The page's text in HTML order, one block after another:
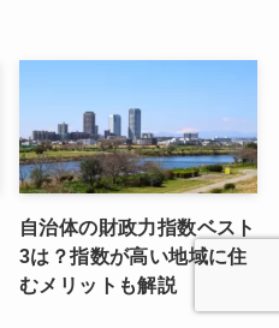
自治体の財政力指数ベスト
3は？指数が高い地域に住
むメリットも解説